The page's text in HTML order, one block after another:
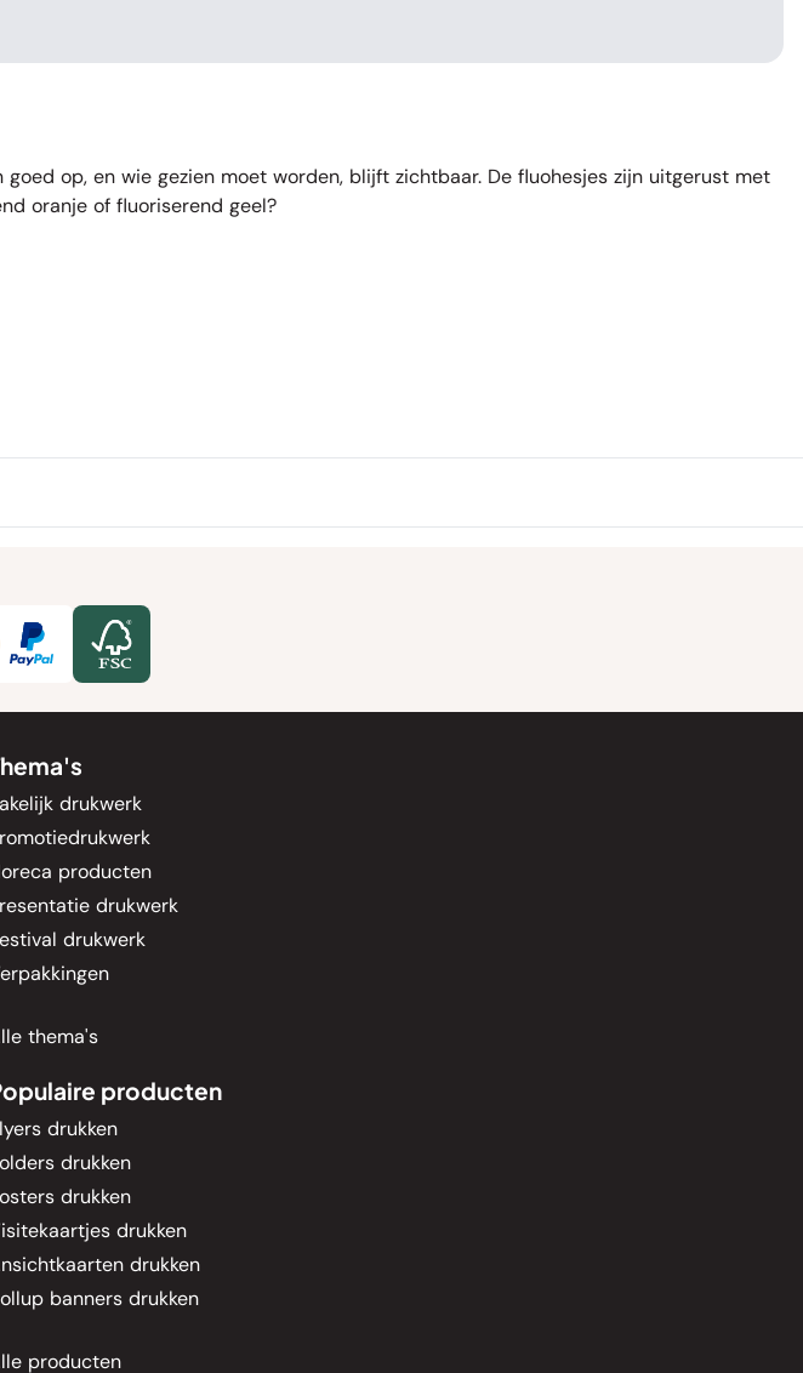
goed op, en wie gezien moet worden, blijft zichtbaar. De fluohesjes zijn uitgerust met
oranje of fluoriserend geel?
drukwerk
producten
drukwerk
drukwerk
thema's
producten
drukken
drukken
drukken
drukken
drukken
banners drukken
producten